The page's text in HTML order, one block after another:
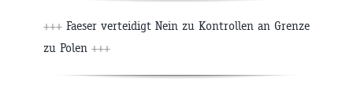
+++ Faeser verteidigt Nein zu Kontrollen an Grenze
zu Polen +++